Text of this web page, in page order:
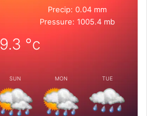
Precip: 0.04 mm
Pressure: 1005.4 mb
°c
SUN MON TUE